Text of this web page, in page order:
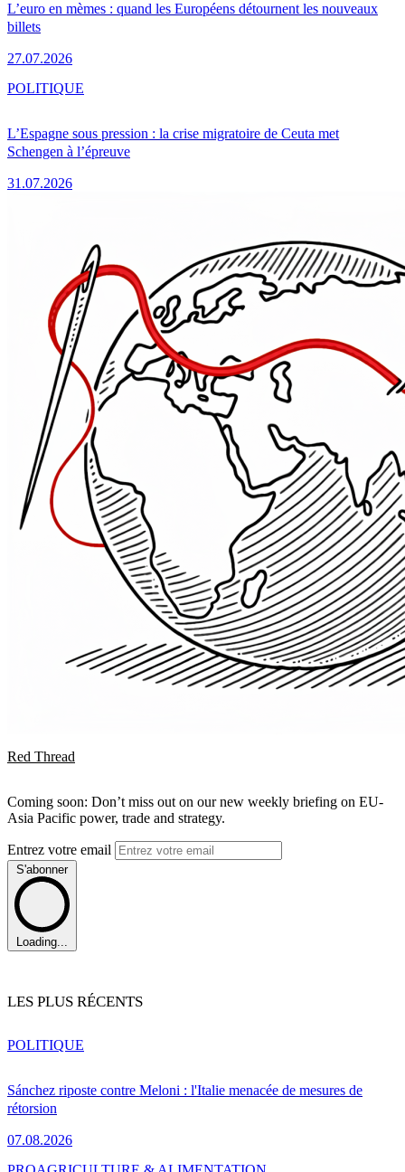
L’euro en mèmes : quand les Européens détournent les nouveaux
billets
27.07.2026
L’Espagne sous pression : la crise migratoire de Ceuta met
Schengen à l’épreuve
31.07.2026
POLITIQUE
Red Thread
Coming soon: Don’t miss out on our new weekly briefing on EU-
Asia Pacific power, trade and strategy.
Entrez votre email
S'abonner
Loading...
LES PLUS RÉCENTS
Sánchez riposte contre Meloni : l'Italie menacée de mesures de
rétorsion
07.08.2026
POLITIQUE